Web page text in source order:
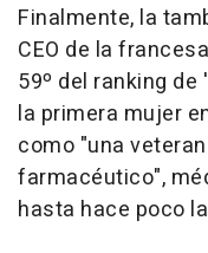
Finalmente, la
CEO de la
59º del ranking
la primera mujer
como "una
farmacéutico",
hasta hace poco